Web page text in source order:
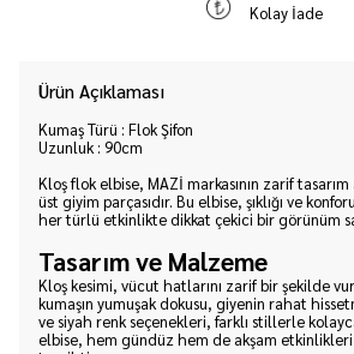
Kolay İade
Ürün Açıklaması
Kumaş Türü : Flok Şifon
Uzunluk : 90cm
Kloş flok elbise, MAZİ markasının zarif tasarım
üst giyim parçasıdır. Bu elbise, şıklığı ve
her türlü etkinlikte dikkat çekici bir görünüm
Tasarım ve Malzeme
Kloş kesimi, vücut hatlarını zarif bir şekilde
kumaşın yumuşak dokusu, giyenin rahat
ve siyah renk seçenekleri, farklı stillerle
elbise, hem gündüz hem de akşam